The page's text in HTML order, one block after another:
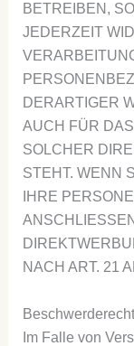
BETREIBEN,
JEDERZEIT
DERARTIGER
AUCH FÜR
SOLCHER
STEHT. WENN
IHRE
NACH ART. 21
Im Falle von